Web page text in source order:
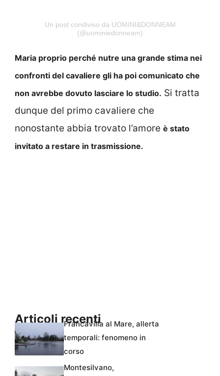
Un post condiviso da UOMINI&DONNEAM
(@uominiedonneam)
Maria proprio perché nutre una grande stima nei
confronti del cavaliere gli ha poi comunicato che
non avrebbe dovuto lasciare lo studio. Si tratta
dunque del primo cavaliere che
nonostante abbia trovato l’amore è stato
invitato a restare in trasmissione.
Articoli recentiFrancavilla al Mare, allerta
temporali: fenomeno in
corso
Montesilvano,